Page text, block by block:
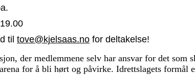
til tove@kjelsaas.no for deltakelse!
der medlemmene selv har ansvar for det som
for å bli hørt og påvirke. Idrettslagets